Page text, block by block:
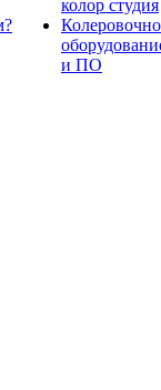
колор студия
и ПО